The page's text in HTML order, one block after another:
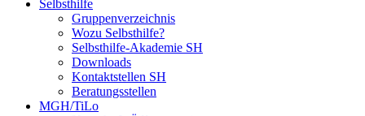
Selbsthilfe
Gruppenverzeichnis
Wozu Selbsthilfe?
Selbsthilfe-Akademie SH
Downloads
Kontaktstellen SH
Beratungsstellen
MGH/TiLo